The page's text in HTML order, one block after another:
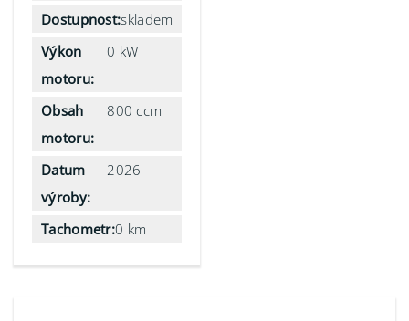
Dostupnost:skladem
Výkon
motoru:
0 kW
Obsah
motoru:
800 ccm
Datum
výroby:
2026
Tachometr:0 km